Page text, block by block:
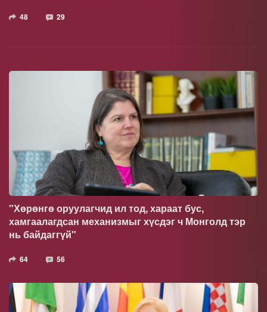
48 29
"Хөрөнгө оруулагчид ил тод, хараат бус,
хамгаалагдсан механизмыг хүсдэг ч Монголд тэр
нь байдаггүй"
64 56